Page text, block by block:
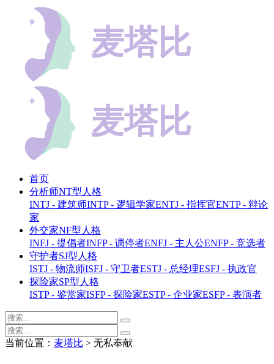
首页
分析师NT型人格
INTJ - 建筑师INTP - 逻辑学家ENTJ - 指挥官ENTP - 辩论
家
外交家NF型人格
INFJ - 提倡者INFP - 调停者ENFJ - 主人公ENFP - 竞选者
守护者SJ型人格
ISTJ - 物流师ISFJ - 守卫者ESTJ - 总经理ESFJ - 执政官
探险家SP型人格
ISTP - 鉴赏家ISFP - 探险家ESTP - 企业家ESFP - 表演者
当前位置： 麦塔比 > 无私奉献